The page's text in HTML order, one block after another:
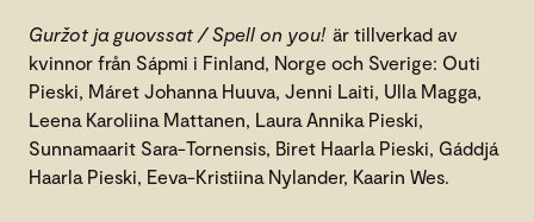
Guržot ja guovssat / Spell on you! är tillverkad av
kvinnor från Sápmi i Finland, Norge och Sverige: Outi
Pieski, Máret Johanna Huuva, Jenni Laiti, Ulla Magga,
Leena Karoliina Mattanen, Laura Annika Pieski,
Sunnamaarit Sara-Tornensis, Biret Haarla Pieski, Gáddjá
Haarla Pieski, Eeva-Kristiina Nylander, Kaarin Wes.